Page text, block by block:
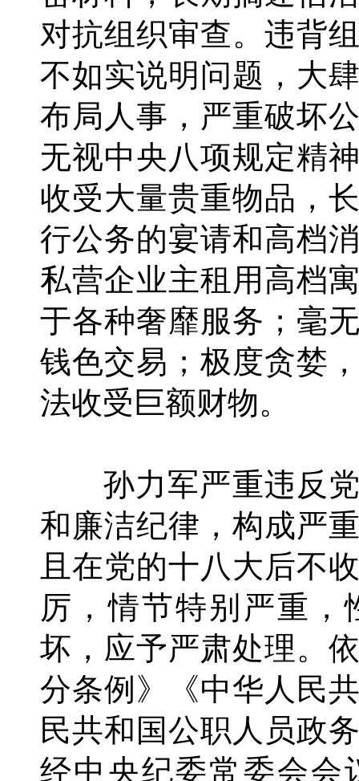
对抗组织审查。违背
不如实说明问题，大
布局人事，严重破坏
无视中央八项规定精
收受大量贵重物品，
行公务的宴请和高档
私营企业主租用高档
于各种奢靡服务；毫
钱色交易；极度贪婪
法收受巨额财物。
孙力军严重违反党
和廉洁纪律，构成严
且在党的十八大后不
厉，情节特别严重
坏，应予严肃处理。
分条例》《中华人民
民共和国公职人员政
经中央纪委常委会会